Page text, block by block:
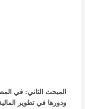
المبحث الثاني: في
ودورها في تطوير